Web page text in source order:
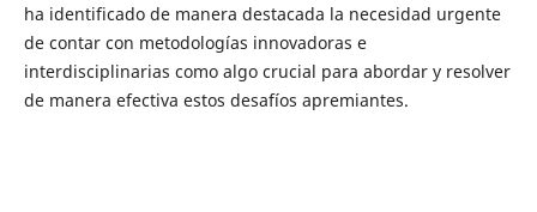
ha identificado de manera destacada la necesidad urgente
de contar con metodologías innovadoras e
interdisciplinarias como algo crucial para abordar y resolver
de manera efectiva estos desafíos apremiantes.